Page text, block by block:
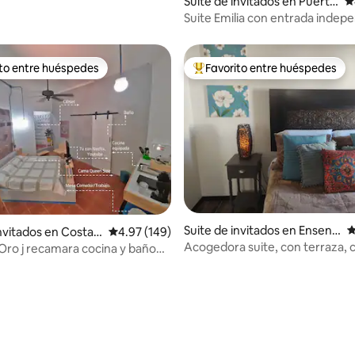
Vallarta
Suite Emilia con entrada
huéspedes preferido
entre huéspedes
en Costa
Calificación promedio: 4.97 de 5, 149 reseñas
4.97 (149)
j recamara cocina y baño
Favorito entre huéspedes
Favorito entre huéspedes
Suite de invitados en Ensena
da
Acogedora suite, con terraza,